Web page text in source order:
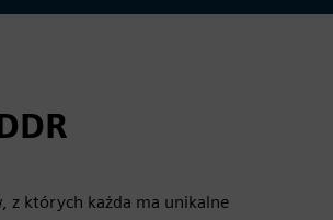
z których każda ma unikalne